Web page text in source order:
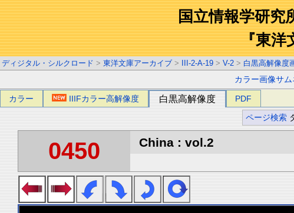
国立情報学研究
『東洋
ディジタル・シルクロード > 東洋文庫アーカイブ > III-2-A-19 > V-2 > 白黒高解像度
カラー画像サ
カラー IIIFカラー高解像度 白黒高解像度 PDF
ページ検索
0450 China : vol.2